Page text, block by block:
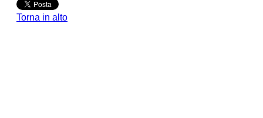
Torna in alto